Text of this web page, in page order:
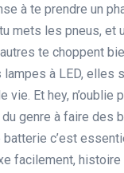
à te prendre un
mets les pneus, et
te choppent
à LED, elles
vie. Et hey, n’oublie
du genre à faire des
batterie c’est
facilement,